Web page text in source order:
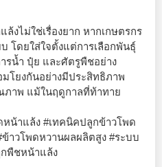
งไม่ใช่เรื่องยาก หากเกษตรกร
โดยใส่ใจตั้งแต่การเลือกพันธุ์
รน้ำ ปุ๋ย และศัตรูพืชอย่าง
โยงกันอย่างมีประสิทธิภาพ
าพ แม้ในฤดูกาลที่ท้าทาย
น้าแล้ง #เทคนิคปลูกข้าวโพด
าวโพดหวานผลผลิตสูง #ระบบ
พืชหน้าแล้ง